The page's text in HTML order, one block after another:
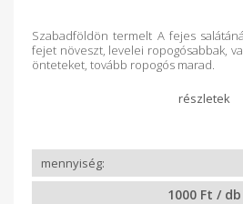
Szabadföldön termelt A fejes
fejet növeszt, levelei ropogósabbak,
önteteket, tovább ropogós marad.
1000 Ft / db